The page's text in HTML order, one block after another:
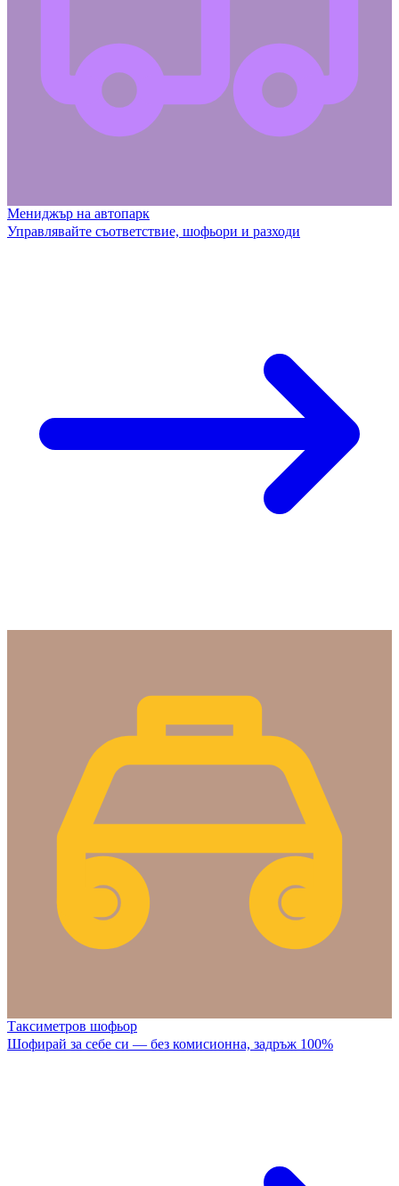
Мениджър на автопарк
Управлявайте съответствие, шофьори и разходи
Таксиметров шофьор
Шофирай за себе си — без комисионна, задръж 100%